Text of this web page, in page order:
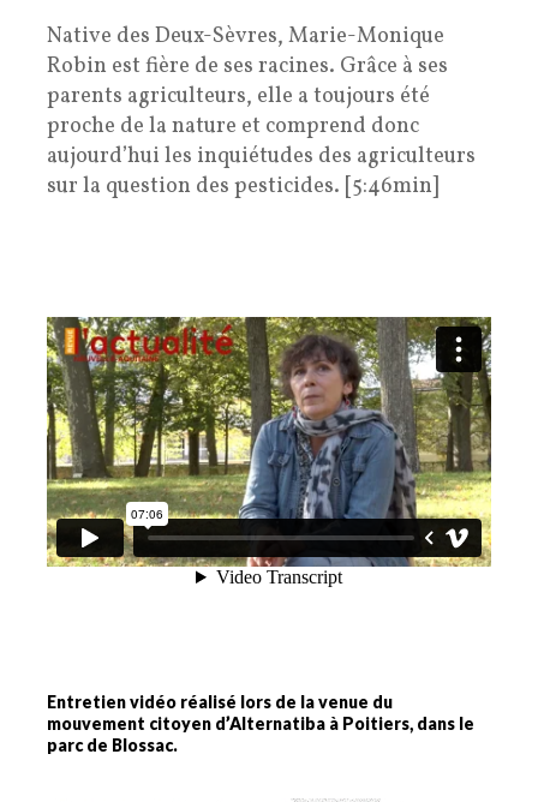
Native des Deux-Sèvres, Marie-Monique
Robin est fière de ses racines. Grâce à ses
parents agriculteurs, elle a toujours été
proche de la nature et comprend donc
aujourd’hui les inquiétudes des agriculteurs
sur la question des pesticides. [5:46min]
Entretien vidéo réalisé lors de la venue du
mouvement citoyen d’Alternatiba à Poitiers, dans le
parc de Blossac.